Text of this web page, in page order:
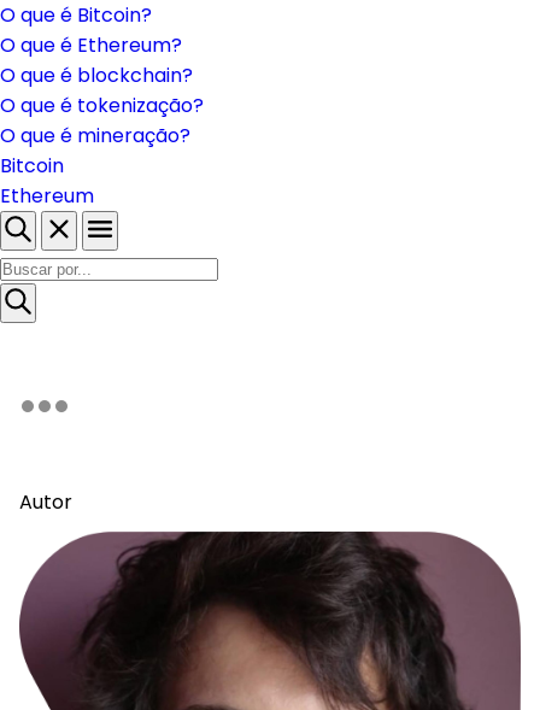
O que é Bitcoin?
O que é Ethereum?
O que é blockchain?
O que é tokenização?
O que é mineração?
Bitcoin
Ethereum
Autor